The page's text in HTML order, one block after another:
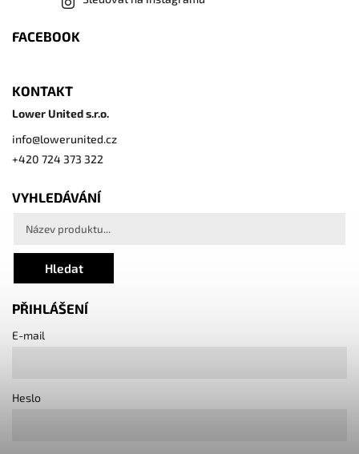
FACEBOOK
KONTAKT
Lower United s.r.o.
info@lowerunited.cz
+420 724 373 322
VYHLEDÁVÁNÍ
Hledat
PŘIHLÁŠENÍ
E-mail
Heslo